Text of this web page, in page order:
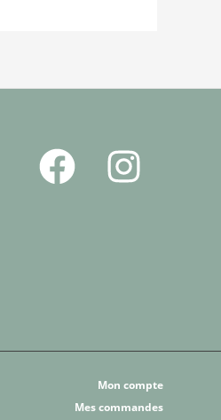
Mon compte
Mes commandes